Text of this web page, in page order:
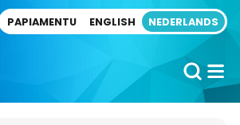
PAPIAMENTU ENGLISH NEDERLANDS